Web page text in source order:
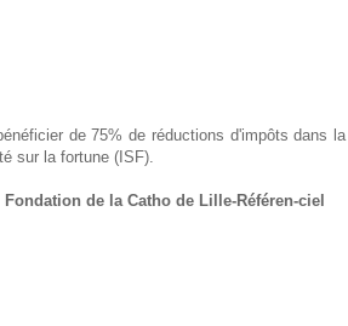
de 75% de réductions d'impôts dans
sur la fortune (ISF).
Fondation de la Catho de Lille-Référen-ciel